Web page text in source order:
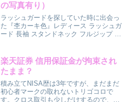
の写真有り）
ラッシュガードを探していた時に出会っ
た『杢カーキ色』レディース ラッシュガ
ード 長袖 スタンドネック フルジップ ス
3,127円（税込、送料別) (2...
楽天証券 信用保証金が拘束され
たまま？
積み立てNISA歴は3年ですが、まだまだ
初心者マークの取れないトリゴコロで
す。クロス取引も少しだけするので、信